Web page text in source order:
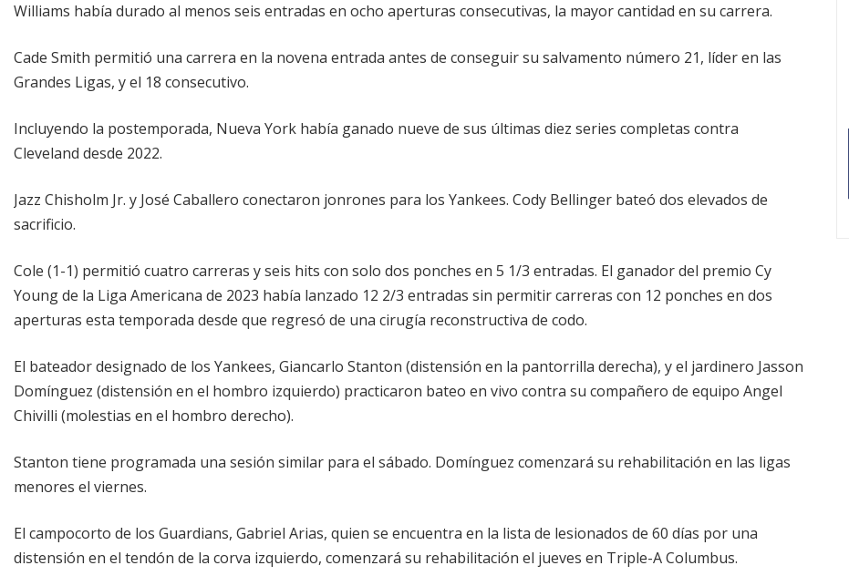
Williams había durado al menos seis entradas en ocho aperturas consecutivas, la mayor cantidad en su carrera.
Cade Smith permitió una carrera en la novena entrada antes de conseguir su salvamento número 21, líder en las
Grandes Ligas, y el 18 consecutivo.
Incluyendo la postemporada, Nueva York había ganado nueve de sus últimas diez series completas contra
Cleveland desde 2022.
Jazz Chisholm Jr. y José Caballero conectaron jonrones para los Yankees. Cody Bellinger bateó dos elevados de
sacrificio.
Cole (1-1) permitió cuatro carreras y seis hits con solo dos ponches en 5 1/3 entradas. El ganador del premio Cy
Young de la Liga Americana de 2023 había lanzado 12 2/3 entradas sin permitir carreras con 12 ponches en dos
aperturas esta temporada desde que regresó de una cirugía reconstructiva de codo.
El bateador designado de los Yankees, Giancarlo Stanton (distensión en la pantorrilla derecha), y el jardinero Jasson
Domínguez (distensión en el hombro izquierdo) practicaron bateo en vivo contra su compañero de equipo Angel
Chivilli (molestias en el hombro derecho).
Stanton tiene programada una sesión similar para el sábado. Domínguez comenzará su rehabilitación en las ligas
menores el viernes.
El campocorto de los Guardians, Gabriel Arias, quien se encuentra en la lista de lesionados de 60 días por una
distensión en el tendón de la corva izquierdo, comenzará su rehabilitación el jueves en Triple-A Columbus.